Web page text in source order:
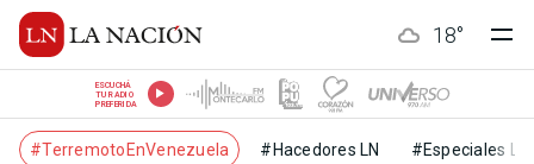
18°
ESCUCHÁ
TU RADIO
PREFERIDA
#TerremotoEnVenezuela #Hacedores LN #Especiales LN